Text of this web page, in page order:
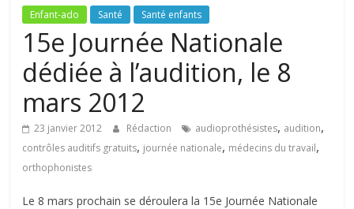
de
toute
famille
Enfant-ado Santé Santé enfants
15e Journée Nationale
dédiée à l’audition, le 8
mars 2012
23 janvier 2012 Rédaction audioprothésistes, audition,
contrôles auditifs gratuits, journée nationale, médecins du travail,
orthophonistes
Le 8 mars prochain se déroulera la 15e Journée Nationale